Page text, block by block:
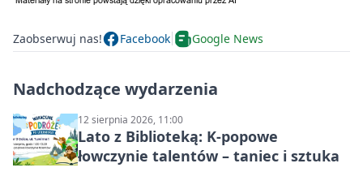
Zaobserwuj nas! Facebook Google News
Nadchodzące wydarzenia
12 sierpnia 2026, 11:00
Lato z Biblioteką: K-popowe
łowczynie talentów – taniec i sztuka